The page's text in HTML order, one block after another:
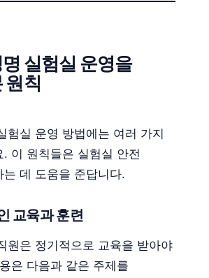
실험실 운영을
원칙
험실 운영 방법에는 여러 가지
. 이 원칙들은 실험실 안전
는 데 도움을 준답니다.
교육과 훈련
원은 정기적으로 교육을 받아야
은 다음과 같은 주제를